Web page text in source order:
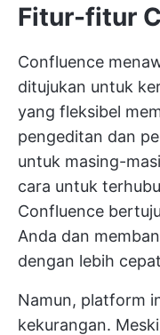
Fitur-fitur
Confluence
ditujukan untuk
yang fleksibel
pengeditan dan
untuk masing-
cara untuk
Confluence
Anda dan
dengan lebih
Namun, platform
kekurangan.